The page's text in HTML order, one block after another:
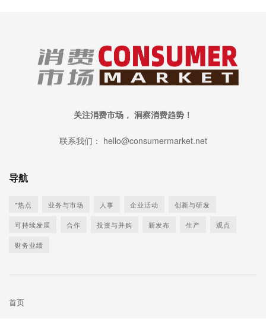
关注消费市场， 洞察消费趋势！
联系我们： hello@consumermarket.net
导航
*热点 业务与市场 人事 企业活动 创新与研发
可持续发展 合作 投资与并购 新发布 生产 观点
财务业绩
首页